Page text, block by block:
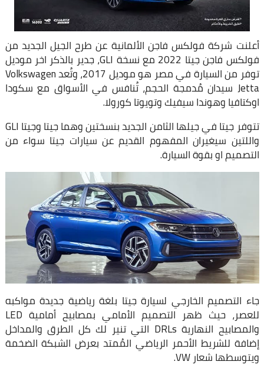
أعلنت شركة فولكس فاجن الألمانية عن طرح الجيل الجديد من
فولكس فاجن جيتا 2022 مع نسخة GLI، جدير بالذكر اخر موديل
توفر من السيارة في مصر هو موديل 2017، وتُعد Volkswagen
Jetta سيدان مُدمجة الحجم، تُنافس في الأسواق مع سكودا
اوكتافيا وهوندا سيفيك وتويوتا كورولا.
تتوفر جيتا في جيلها الثامن الجديد بنسختين وهما جيتا وجيتا GLI
واللتين سيغيران المفهوم القديم عن سيارات جيتا سواء من
التصميم او بقوة السيارة.
جاء التصميم الخارجي لسيارة جيتا بلغة رياضية جديدة مواكبه
للعصر، حيث ظهر التصميم الأمامي بمصابيح أمامية LED
والمصابيح النهارية DRLs التي تنير لك كل الطرق والمداخل
إضافة للشريط الأحمر الرياضي المُمتد بعرض الشبكة الضخمة
ويتوسطها شعار VW.